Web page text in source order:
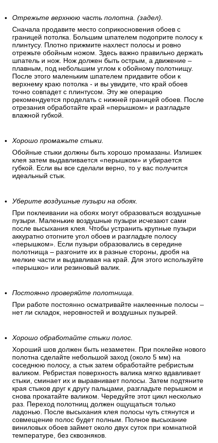
до высыхания клея.
Отрежьте верхнюю часть полотна. (задел).
Сначала продавите место соприкосновения обоев с
границей потолка. Большим шпателем подоприте полосу к
плинтусу. Плотно прижмите нахлест полосы и ровно
отрежьте обойным ножом. Здесь важно правильно держать
шпатель и нож. Нож должен быть острым, а движение –
плавным, под небольшим углом к обойному полотнищу.
После этого маленьким шпателем придавите обои к
верхнему краю потолка - и вы увидите, что край обоев
точно совпадет с плинтусом. Эту же операцию
влажной губкой.
Хорошо промажьте стыки.
Обойные стыки должны быть хорошо промазаны. Излишек
идеальный стык.
Уберите воздушные пузыри на обоях.
При поклеивании на обоях могут образоваться воздушные
пузыри. Маленькие воздушные пузыри исчезают сами
после высыхания клея. Чтобы устранить крупные пузыри
аккуратно отогните угол обоев и разгладьте полосу
«перышком». Если пузыри образовались в середине
«перышко» или резиновый валик.
нет ли складок, неровностей и воздушных пузырей.
Хорошо обработайте стыки полос.
Хороший шов должен быть незаметен. При поклейке нового
полотна сделайте небольшой заход (около 5 мм) на
соседнюю полосу, а стык затем обработайте ребристым
валиком. Ребристая поверхность валика мягко вдавливает
стыки, сминает их и выравнивает полосы. Затем подтяните
края стыков друг к другу пальцами, разгладьте перышком и
снова прокатайте валиком. Чередуйте этот цикл несколько
раз. Переход полотнищ должен ощущаться только
ладонью. После высыхания клея полосы чуть стянутся и